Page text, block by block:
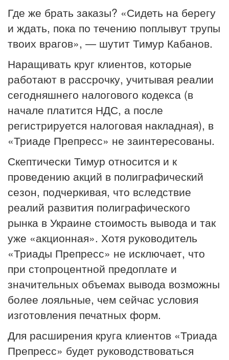
Где же брать заказы? «Сидеть на берегу
и ждать, пока по течению поплывут трупы
твоих врагов», — шутит Тимур Кабанов.
Наращивать круг клиентов, которые
работают в рассрочку, учитывая реалии
сегодняшнего налогового кодекса (в
начале платится НДС, а после
регистрируется налоговая накладная), в
«Триаде Препресс» не заинтересованы.
Скептически Тимур относится и к
проведению акций в полиграфический
сезон, подчеркивая, что вследствие
реалий развития полиграфического
рынка в Украине стоимость вывода и так
уже «акционная». Хотя руководитель
«Триады Препресс» не исключает, что
при стопроцентной предоплате и
значительных объемах вывода возможны
более лояльные, чем сейчас условия
изготовления печатных форм.
Для расширения круга клиентов «Триада
Препресс» будет руководствоваться